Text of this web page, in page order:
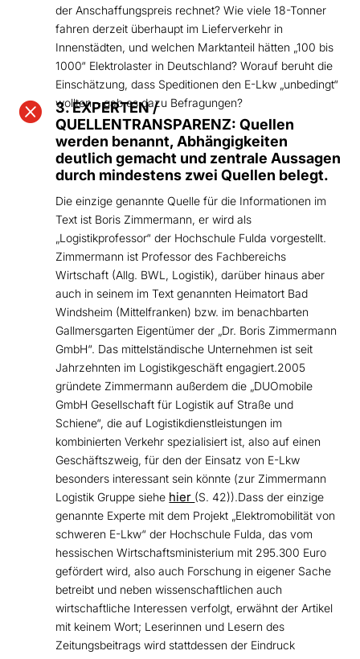
der Anschaffungspreis rechnet? Wie viele 18-Tonner
fahren derzeit überhaupt im Lieferverkehr in
Innenstädten, und welchen Marktanteil hätten „100 bis
1000“ Elektrolaster in Deutschland? Worauf beruht die
Einschätzung, dass Speditionen den E-Lkw „unbedingt“
wollten – gab es dazu Befragungen?

3. EXPERTEN /
QUELLENTRANSPARENZ: Quellen
werden benannt, Abhängigkeiten
deutlich gemacht und zentrale Aussagen
durch mindestens zwei Quellen belegt.
Die einzige genannte Quelle für die Informationen im
Text ist Boris Zimmermann, er wird als
„Logistikprofessor“ der Hochschule Fulda vorgestellt.
Zimmermann ist Professor des Fachbereichs
Wirtschaft (Allg. BWL, Logistik), darüber hinaus aber
auch in seinem im Text genannten Heimatort Bad
Windsheim (Mittelfranken) bzw. im benachbarten
Gallmersgarten Eigentümer der „Dr. Boris Zimmermann
GmbH“. Das mittelständische Unternehmen ist seit
Jahrzehnten im Logistikgeschäft engagiert.2005
gründete Zimmermann außerdem die „DUOmobile
GmbH Gesellschaft für Logistik auf Straße und
Schiene“, die auf Logistikdienstleistungen im
kombinierten Verkehr spezialisiert ist, also auf einen
Geschäftszweig, für den der Einsatz von E-Lkw
besonders interessant sein könnte (zur Zimmermann
Logistik Gruppe siehe hier (S. 42)).Dass der einzige
genannte Experte mit dem Projekt „Elektromobilität von
schweren E-Lkw“ der Hochschule Fulda, das vom
hessischen Wirtschaftsministerium mit 295.300 Euro
gefördert wird, also auch Forschung in eigener Sache
betreibt und neben wissenschaftlichen auch
wirtschaftliche Interessen verfolgt, erwähnt der Artikel
mit keinem Wort; Leserinnen und Lesern des
Zeitungsbeitrags wird stattdessen der Eindruck